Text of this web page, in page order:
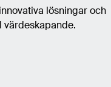
lösningar och